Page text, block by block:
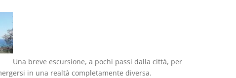
Una breve escursione, a pochi passi dalla città, per
in una realtà completamente diversa.